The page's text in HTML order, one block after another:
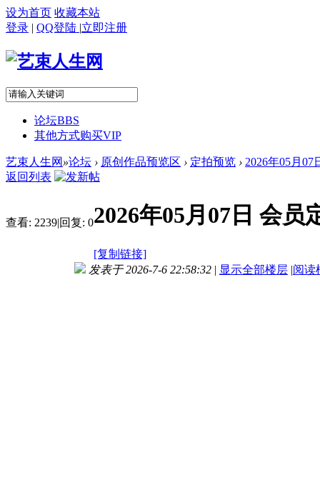
设为首页 收藏本站
登录 | QQ登陆 |立即注册
论坛BBS
其他方式购买VIP
艺束人生网 »论坛 › 原创作品预览区 › 定拍预览 › 2026年05月
返回列表
查看: 2239|回复: 02026年05月07日 会
[复制链接]
发表于 2026-7-6 22:58:32 | 显示全部楼层 |阅读